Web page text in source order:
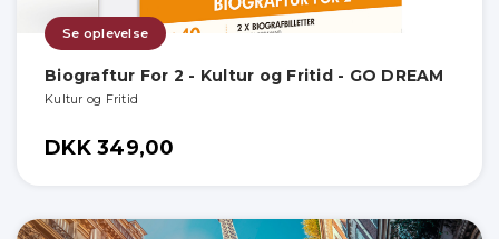
Se oplevelse
Biograftur For 2 - Kultur og Fritid - GO DREAM
Kultur og Fritid
DKK 349,00